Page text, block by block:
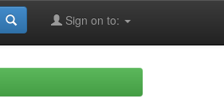
Sign on to: